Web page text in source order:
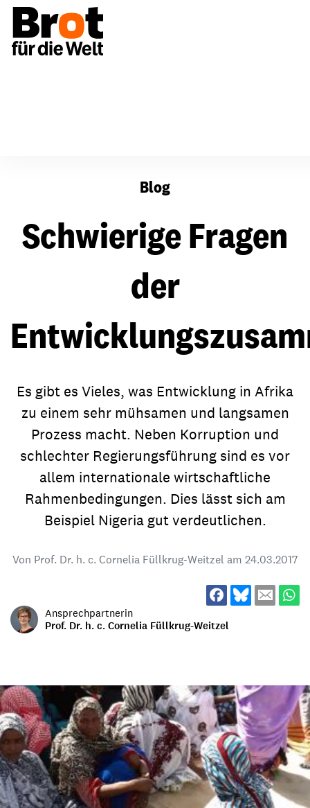
Blog
Schwierige Fragen
der
Es gibt es Vieles, was Entwicklung in Afrika
zu einem sehr mühsamen und langsamen
Prozess macht. Neben Korruption und
schlechter Regierungsführung sind es vor
allem internationale wirtschaftliche
Rahmenbedingungen. Dies lässt sich am
Beispiel Nigeria gut verdeutlichen.
Von Prof. Dr. h. c. Cornelia Füllkrug-Weitzel am 24.03.2017
Ansprechpartnerin
Prof. Dr. h. c. Cornelia Füllkrug-Weitzel